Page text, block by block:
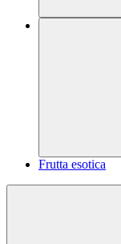
Frutta esotica